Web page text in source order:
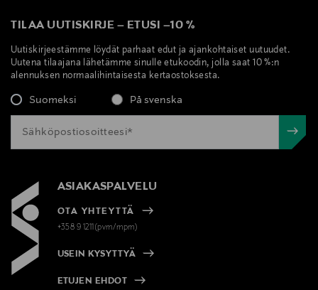
TILAA UUTISKIRJE – ETUSI –10 %
Uutiskirjeestämme löydät parhaat edut ja ajankohtaiset uutuudet.
Uutena tilaajana lähetämme sinulle etukoodin, jolla saat 10 %:n
alennuksen normaalihintaisesta kertaostoksesta.
Suomeksi På svenska
ASIAKASPALVELU
OTA YHTEYTTÄ
+358 9 1211(pvm/mpm)
USEIN KYSYTTYÄ
ETUJEN EHDOT